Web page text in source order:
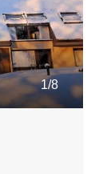
1/8